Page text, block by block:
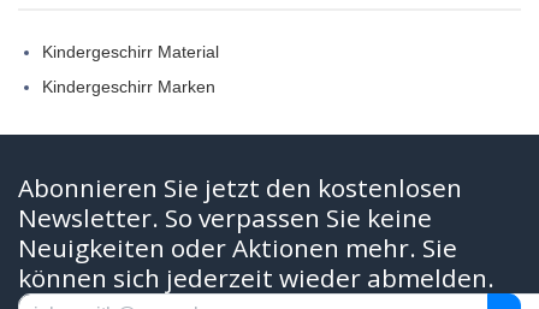
Kindergeschirr Material
Kindergeschirr Marken
Abonnieren Sie jetzt den kostenlosen
Newsletter. So verpassen Sie keine
Neuigkeiten oder Aktionen mehr. Sie
können sich jederzeit wieder abmelden.